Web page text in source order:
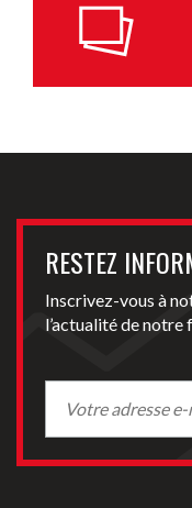
RESTEZ
Inscrivez-vous à
l’actualité de notre